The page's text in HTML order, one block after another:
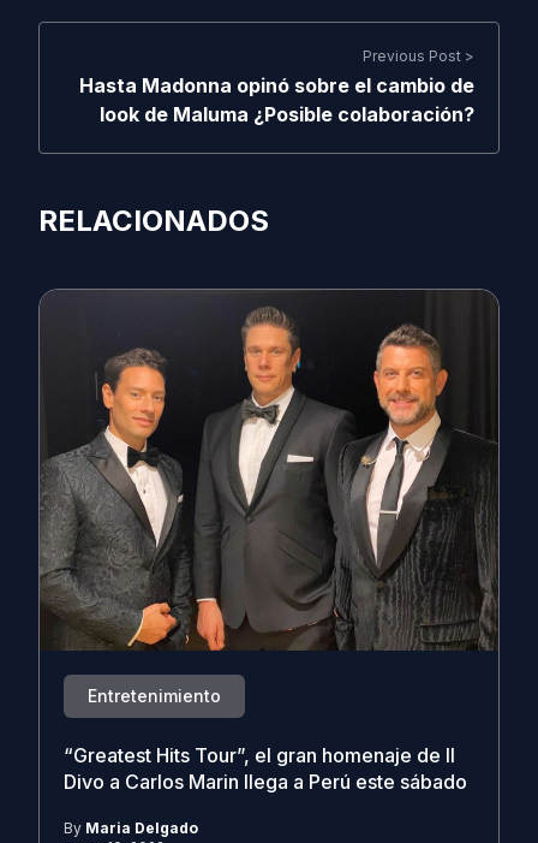
Previous Post >
Hasta Madonna opinó sobre el cambio de
look de Maluma ¿Posible colaboración?
RELACIONADOS
Entretenimiento
“Greatest Hits Tour”, el gran homenaje de Il
Divo a Carlos Marin llega a Perú este sábado
By Maria Delgado